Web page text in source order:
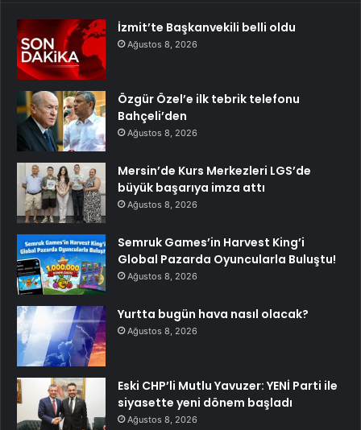
İzmit’te Başkanvekili belli oldu
Ağustos 8, 2026
Özgür Özel’e ilk tebrik telefonu
Bahçeli’den
Ağustos 8, 2026
Mersin’de Kurs Merkezleri LGS’de
büyük başarıya imza attı
Ağustos 8, 2026
Semruk Games’in Harvest King’i
Global Pazarda Oyuncularla Buluştu!
Ağustos 8, 2026
Yurtta bugün hava nasıl olacak?
Ağustos 8, 2026
Eski CHP’li Mutlu Yavuzer: YENİ Parti ile
siyasette yeni dönem başladı
Ağustos 8, 2026